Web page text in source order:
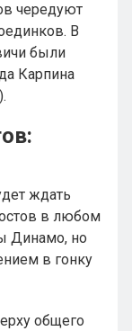
чередуют
В
были
Карпина
ждать
в любом
Динамо, но
в гонку
общего